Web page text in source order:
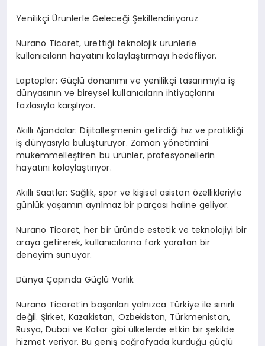
Yenilikçi Ürünlerle Geleceği Şekillendiriyoruz
Nurano Ticaret, ürettiği teknolojik ürünlerle
kullanıcıların hayatını kolaylaştırmayı hedefliyor.
Laptoplar: Güçlü donanımı ve yenilikçi tasarımıyla iş
dünyasının ve bireysel kullanıcıların ihtiyaçlarını
fazlasıyla karşılıyor.
Akıllı Ajandalar: Dijitalleşmenin getirdiği hız ve pratikliği
iş dünyasıyla buluşturuyor. Zaman yönetimini
mükemmelleştiren bu ürünler, profesyonellerin
hayatını kolaylaştırıyor.
Akıllı Saatler: Sağlık, spor ve kişisel asistan özellikleriyle
günlük yaşamın ayrılmaz bir parçası haline geliyor.
Nurano Ticaret, her bir üründe estetik ve teknolojiyi bir
araya getirerek, kullanıcılarına fark yaratan bir
deneyim sunuyor.
Dünya Çapında Güçlü Varlık
Nurano Ticaret’in başarıları yalnızca Türkiye ile sınırlı
değil. Şirket, Kazakistan, Özbekistan, Türkmenistan,
Rusya, Dubai ve Katar gibi ülkelerde etkin bir şekilde
hizmet veriyor. Bu geniş coğrafyada kurduğu güçlü